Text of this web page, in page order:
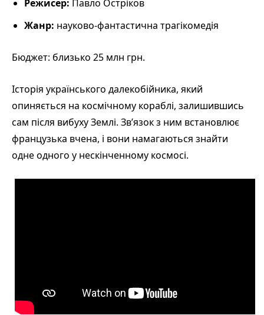
Режисер: Павло Остріков
Жанр: науково-фантастична трагікомедія
Бюджет: близько 25 млн грн.
Історія українського далекобійника, який
опиняється на космічному кораблі, залишившись
сам після вибуху Землі. Зв’язок з ним встановлює
французька вчена, і вони намагаються знайти
одне одного у нескінченному космосі.